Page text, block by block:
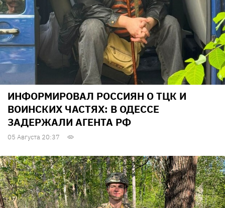
ИНФОРМИРОВАЛ РОССИЯН О ТЦК И
ВОИНСКИХ ЧАСТЯХ: В ОДЕССЕ
ЗАДЕРЖАЛИ АГЕНТА РФ
05 Августа 20:37